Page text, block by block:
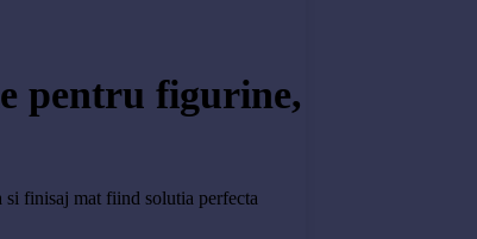
pentru figurine,
si finisaj mat fiind solutia perfecta